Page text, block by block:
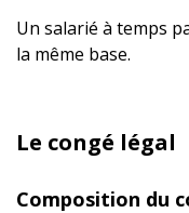
Un salarié à temps
la même base.
Le congé légal
Composition du